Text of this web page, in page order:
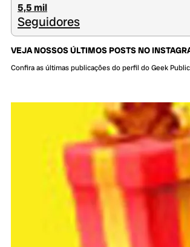
5,5 mil
Seguidores
VEJA NOSSOS ÚLTIMOS POSTS NO
Confira as últimas publicações do perfil do Geek